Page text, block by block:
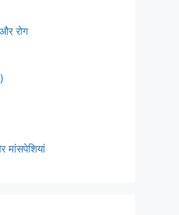
रोग
मांसपेशियां